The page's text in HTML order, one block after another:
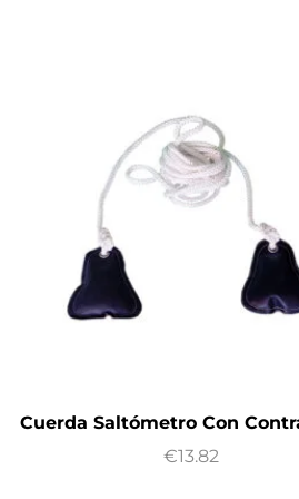
Cuerda Saltómetro Con
€13.82